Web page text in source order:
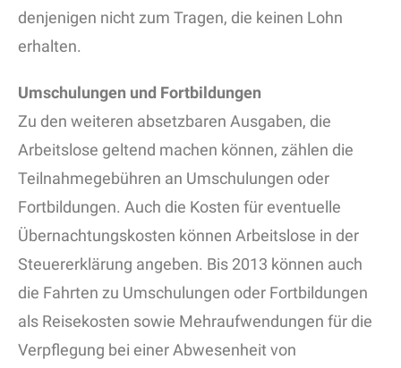
denjenigen nicht zum Tragen, die keinen Lohn
erhalten.
Umschulungen und Fortbildungen
Zu den weiteren absetzbaren Ausgaben, die
Arbeitslose geltend machen können, zählen die
Teilnahmegebühren an Umschulungen oder
Fortbildungen. Auch die Kosten für eventuelle
Übernachtungskosten können Arbeitslose in der
Steuererklärung angeben. Bis 2013 können auch
die Fahrten zu Umschulungen oder Fortbildungen
als Reisekosten sowie Mehraufwendungen für die
Verpflegung bei einer Abwesenheit von